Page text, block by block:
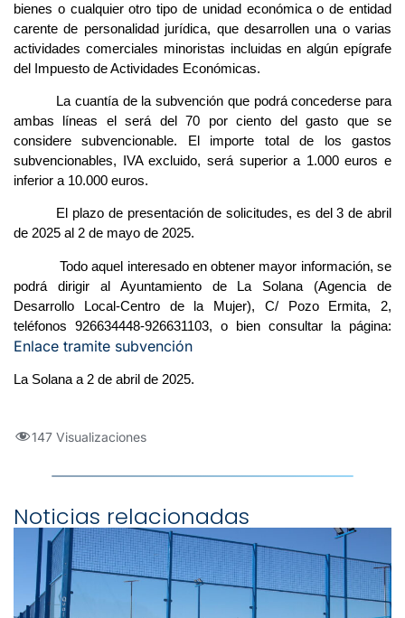
bienes o cualquier otro tipo de unidad económica o de entidad
carente de personalidad jurídica, que desarrollen una o varias
actividades comerciales minoristas incluidas en algún epígrafe
del Impuesto de Actividades Económicas.
La cuantía de la subvención que podrá concederse para
ambas líneas el será del 70 por ciento del gasto que se
considere subvencionable. El importe total de los gastos
subvencionables, IVA excluido, será superior a 1.000 euros e
inferior a 10.000 euros.
El plazo de presentación de solicitudes, es del 3 de abril
de 2025 al 2 de mayo de 2025.
Todo aquel interesado en obtener mayor información, se
podrá dirigir al Ayuntamiento de La Solana (Agencia de
Desarrollo Local-Centro de la Mujer), C/ Pozo Ermita, 2,
teléfonos 926634448-926631103, o bien consultar la página:
Enlace tramite subvención
La Solana a 2 de abril de 2025.
147 Visualizaciones
Noticias relacionadas